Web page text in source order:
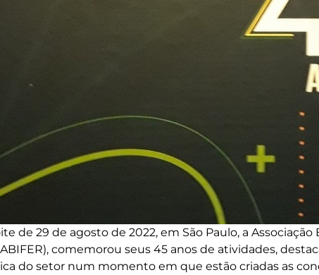
de 29 de agosto de 2022, em São Paulo, a Associação
comemorou seus 45 anos de atividades,
do setor num momento em que estão criadas as